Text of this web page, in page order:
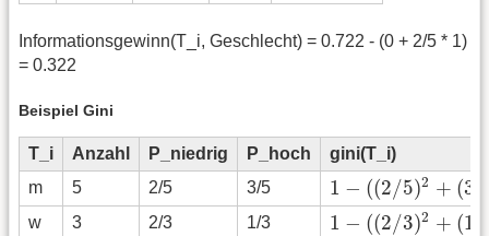
Informationsgewinn(T_i, Geschlecht) = 0.722 - (0 + 2/5 * 1)
= 0.322
Beispiel Gini
T_i Anzahl P_niedrig P_hoch
gini(T_i)
m
5 2/5 3/5 1 − ((2/5)2 + (3
1−((2/5)2+(3/5)2
w 3 2/3 1/3 1 − ((2/3)2 + (1
1−((2/3)2+(1/3)2